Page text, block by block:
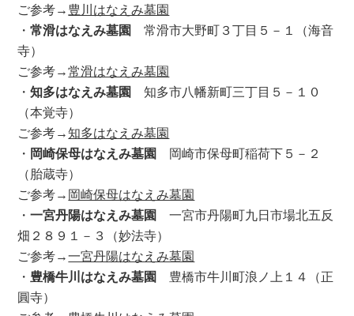
ご参考→ 豊川はなえみ墓園
・常滑はなえみ墓園 常滑市大野町３丁目５－１（海音
寺）
ご参考→常滑はなえみ墓園
・知多はなえみ墓園 知多市八幡新町三丁目５－１０
（本覚寺）
ご参考→知多はなえみ墓園
・ 岡崎保母はなえみ墓園 岡崎市保母町稲荷下５－２
（胎蔵寺）
ご参考→ 岡崎保母はなえみ墓園
・一宮丹陽はなえみ墓園 一宮市丹陽町九日市場北五反
畑２８９１－３（妙法寺）
ご参考→一宮丹陽はなえみ墓園
・ 豊橋牛川はなえみ墓園 豊橋市牛川町浪ノ上１４（正
圓寺）